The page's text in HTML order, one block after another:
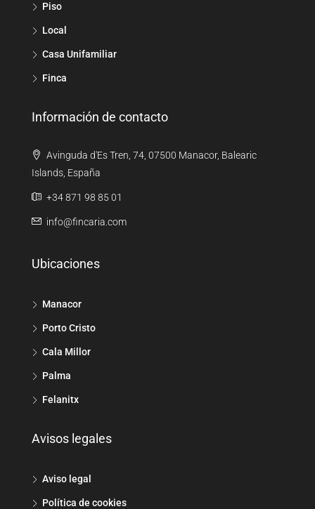
Piso
Local
Casa Unifamiliar
Finca
Información de contacto
Avinguda d'Es Tren, 74, 07500 Manacor, Balearic
Islands, España
+34 871 98 85 01
info@fincaria.com
Ubicaciones
Manacor
Porto Cristo
Cala Millor
Palma
Felanitx
Avisos legales
Aviso legal
Política de cookies